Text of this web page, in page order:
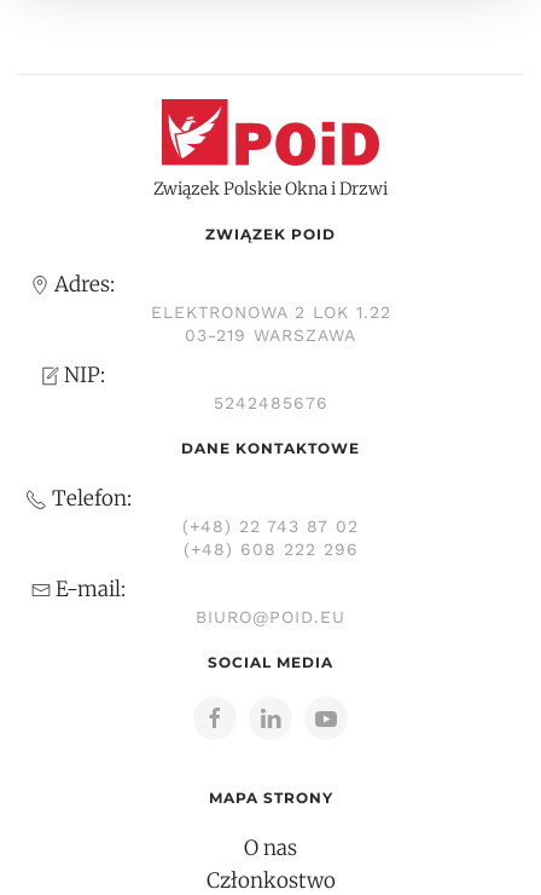
Związek Polskie Okna i Drzwi
ZWIĄZEK POID
Adres:
ELEKTRONOWA 2 LOK 1.22
03-219 WARSZAWA
NIP:
5242485676
DANE KONTAKTOWE
Telefon:
(+48) 22 743 87 02
(+48) 608 222 296
E-mail:
BIURO@POID.EU
SOCIAL MEDIA
MAPA STRONY
O nas
Członkostwo